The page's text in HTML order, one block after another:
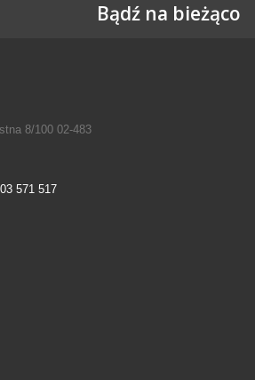
Bądź na bieżąco
8/100 02-483
571 517